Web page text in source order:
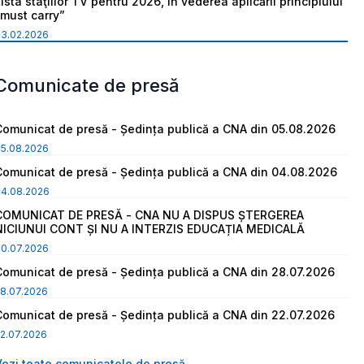
carry”
de presă
de presă - Ședința publică a CNA din 05.08.2026
de presă - Ședința publică a CNA din 04.08.2026
DE PRESĂ - CNA NU A DISPUS ȘTERGEREA
CONT ȘI NU A INTERZIS EDUCAȚIA MEDICALĂ
de presă - Ședința publică a CNA din 28.07.2026
de presă - Ședința publică a CNA din 22.07.2026